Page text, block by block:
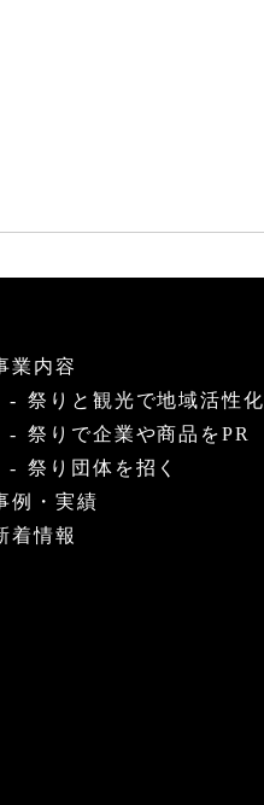
業内容
祭りと観光で地域活性化
祭りで企業や商品をPR
祭り団体を招く
例・実績
着情報